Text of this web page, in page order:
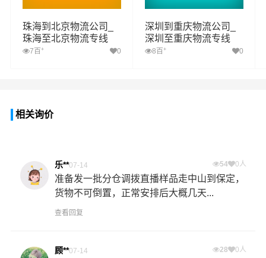
珠海到北京物流公司_
珠海至北京物流专线
7百 + 0
深圳到重庆物流公司_
深圳至重庆物流专线
8百 + 0
相关询价
乐**07-14 54 0人
准备发一批分仓调拨直播样品走中山到保定，
货物不可倒置，正常安排后大概几天...
查看回复
顾**07-14 28 0人